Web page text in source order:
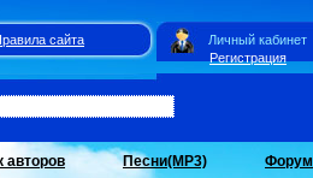
сайта
Регистрация
Личный кабинет
авторов Песни(MP3) Форум